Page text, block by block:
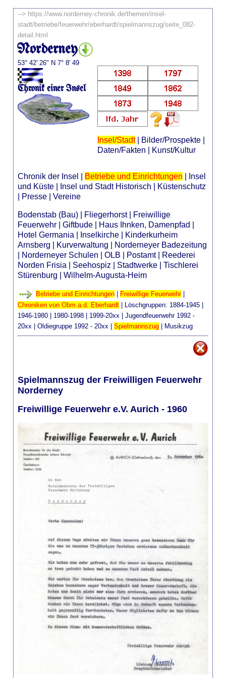
--> https://www.norderney-chronik.de/themen/insel-
stadt/betriebe/feuerwehr/eberhardt/spielmannszug/seite_082-
detail.html
Norderney
53° 42' 26" N 7° 8' 49
Chronik einer Insel
Insel/Stadt| Bilder/Prospekte|
Daten/Fakten
Kunst/Kultur
Chronik der Insel Betriebe und Einrichtungen
Insel
und Küste
Insel und Stadt Historisch
Küstenschutz
Presse |Vereine
Bodenstab (Bau) Fliegerhorst|
Freiwillige
Feuerwehr |Giftbude Haus Ihnken, Damenpfad
Hotel Germania
Inselkirche
Kinderkurheim
Arnsberg
Kurverwaltung
Norderneyer Badezeitung
Norderneyer Schulen |OLB Postamt|
Reederei
Norden Frisia
Seehospiz Stadtwerke |Tischlerei
Stürenburg |Wilhelm-Augusta-Heim
Betriebe und Einrichtungen Freiwillige Feuerwehr|
Chroniken von Obm a.d. Eberhardt | Löschgruppen: 1884-1945 |
1946-1980 | 1980-1998 | 1999-20xx |Jugendfeuerwehr 1992 -
20xx |Oldiegruppe 1992 - 20xx |Spielmannszug | Musikzug
Spielmannszug der Freiwilligen Feuerwehr
Norderney
Freiwillige Feuerwehr e.V. Aurich - 1960